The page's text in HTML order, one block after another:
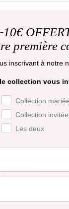
FABRIQUÉ EN
EUROPE
ceinture de
(Pologne)
des experts
-10€
première
inscrivant à notre
collection vous
Préférence de
Collection mariée
Collection invitée
Les deux